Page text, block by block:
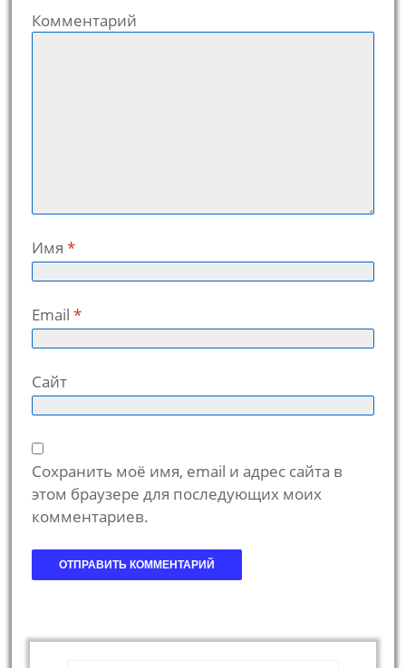
Комментарий
Имя *
Email *
Сайт
Сохранить моё имя, email и адрес сайта в
этом браузере для последующих моих
комментариев.